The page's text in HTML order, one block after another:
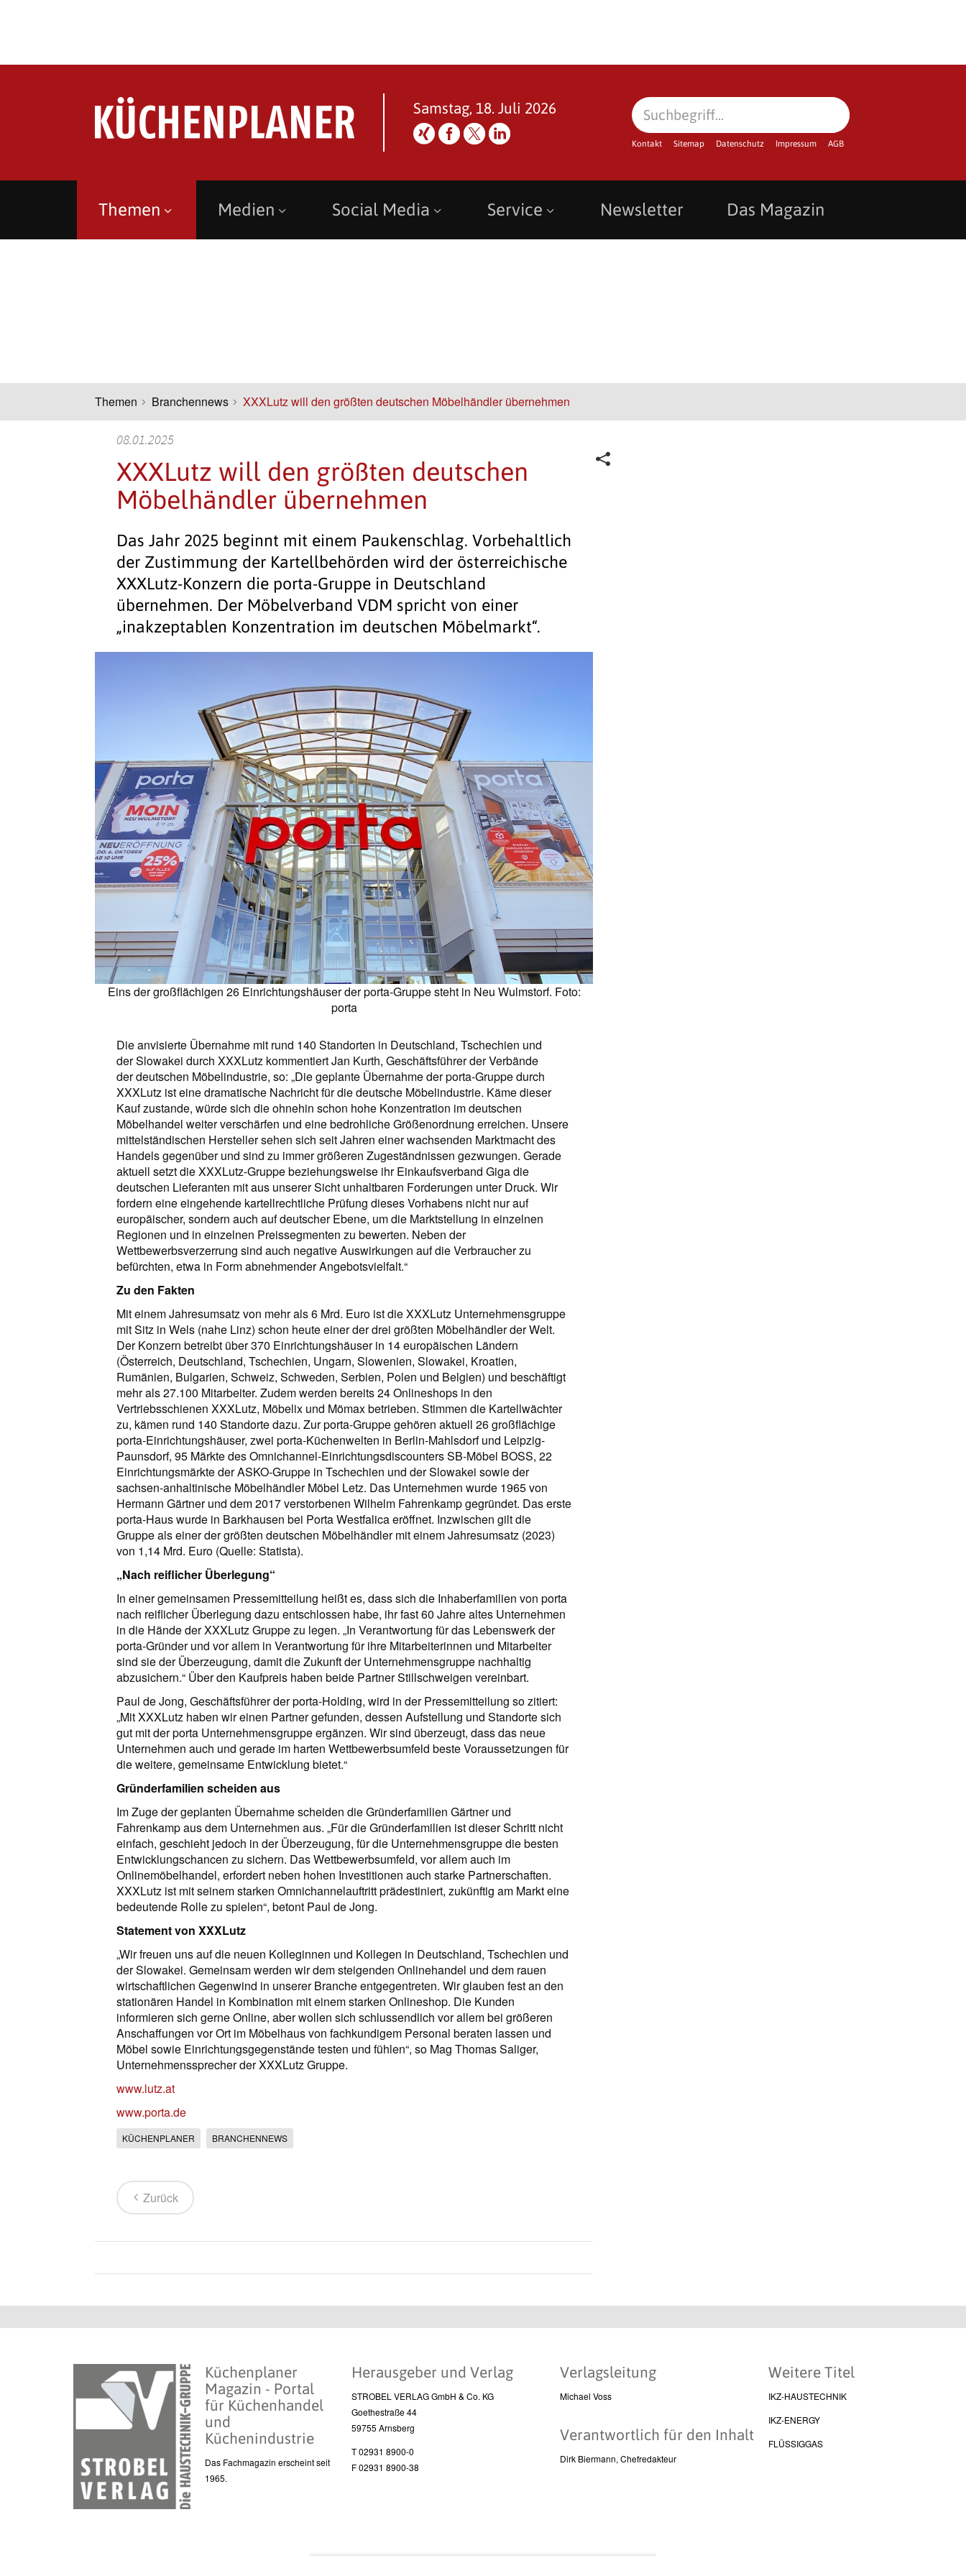
Samstag, 18. Juli 2026
Kontakt Sitemap Datenschutz Impressum AGB
Themen Medien Social Media Service Newsletter Das Magazin
Themen Branchennews XXXLutz will den größten deutschen Möbelhändler übernehmen
08.01.2025
XXXLutz will den größten deutschen
Möbelhändler übernehmen
Das Jahr 2025 beginnt mit einem Paukenschlag. Vorbehaltlich
der Zustimmung der Kartellbehörden wird der österreichische
XXXLutz-Konzern die porta-Gruppe in Deutschland
übernehmen. Der Möbelverband VDM spricht von einer
„inakzeptablen Konzentration im deutschen Möbelmarkt“.
Eins der großflächigen 26 Einrichtungshäuser der porta-Gruppe steht in Neu Wulmstorf. Foto:
porta
Die anvisierte Übernahme mit rund 140 Standorten in Deutschland, Tschechien und
der Slowakei durch XXXLutz kommentiert Jan Kurth, Geschäftsführer der Verbände
der deutschen Möbelindustrie, so: „Die geplante Übernahme der porta-Gruppe durch
XXXLutz ist eine dramatische Nachricht für die deutsche Möbelindustrie. Käme dieser
Kauf zustande, würde sich die ohnehin schon hohe Konzentration im deutschen
Möbelhandel weiter verschärfen und eine bedrohliche Größenordnung erreichen. Unsere
mittelständischen Hersteller sehen sich seit Jahren einer wachsenden Marktmacht des
Handels gegenüber und sind zu immer größeren Zugeständnissen gezwungen. Gerade
aktuell setzt die XXXLutz-Gruppe beziehungsweise ihr Einkaufsverband Giga die
deutschen Lieferanten mit aus unserer Sicht unhaltbaren Forderungen unter Druck. Wir
fordern eine eingehende kartellrechtliche Prüfung dieses Vorhabens nicht nur auf
europäischer, sondern auch auf deutscher Ebene, um die Marktstellung in einzelnen
Regionen und in einzelnen Preissegmenten zu bewerten. Neben der
Wettbewerbsverzerrung sind auch negative Auswirkungen auf die Verbraucher zu
befürchten, etwa in Form abnehmender Angebotsvielfalt.“
Zu den Fakten
Mit einem Jahresumsatz von mehr als 6 Mrd. Euro ist die XXXLutz Unternehmensgruppe
mit Sitz in Wels (nahe Linz) schon heute einer der drei größten Möbelhändler der Welt.
Der Konzern betreibt über 370 Einrichtungshäuser in 14 europäischen Ländern
(Österreich, Deutschland, Tschechien, Ungarn, Slowenien, Slowakei, Kroatien,
Rumänien, Bulgarien, Schweiz, Schweden, Serbien, Polen und Belgien) und beschäftigt
mehr als 27.100 Mitarbeiter. Zudem werden bereits 24 Onlineshops in den
Vertriebsschienen XXXLutz, Möbelix und Mömax betrieben. Stimmen die Kartellwächter
zu, kämen rund 140 Standorte dazu. Zur porta-Gruppe gehören aktuell 26 großflächige
porta-Einrichtungshäuser, zwei porta-Küchenwelten in Berlin-Mahlsdorf und Leipzig-
Paunsdorf, 95 Märkte des Omnichannel-Einrichtungsdiscounters SB-Möbel BOSS, 22
Einrichtungsmärkte der ASKO-Gruppe in Tschechien und der Slowakei sowie der
sachsen-anhaltinische Möbelhändler Möbel Letz. Das Unternehmen wurde 1965 von
Hermann Gärtner und dem 2017 verstorbenen Wilhelm Fahrenkamp gegründet. Das erste
porta-Haus wurde in Barkhausen bei Porta Westfalica eröffnet. Inzwischen gilt die
Gruppe als einer der größten deutschen Möbelhändler mit einem Jahresumsatz (2023)
von 1,14 Mrd. Euro (Quelle: Statista).
„Nach reiflicher Überlegung“
In einer gemeinsamen Pressemitteilung heißt es, dass sich die Inhaberfamilien von porta
nach reiflicher Überlegung dazu entschlossen habe, ihr fast 60 Jahre altes Unternehmen
in die Hände der XXXLutz Gruppe zu legen. „In Verantwortung für das Lebenswerk der
porta-Gründer und vor allem in Verantwortung für ihre Mitarbeiterinnen und Mitarbeiter
sind sie der Überzeugung, damit die Zukunft der Unternehmensgruppe nachhaltig
abzusichern.“ Über den Kaufpreis haben beide Partner Stillschweigen vereinbart.
Paul de Jong, Geschäftsführer der porta-Holding, wird in der Pressemitteilung so zitiert:
„Mit XXXLutz haben wir einen Partner gefunden, dessen Aufstellung und Standorte sich
gut mit der porta Unternehmensgruppe ergänzen. Wir sind überzeugt, dass das neue
Unternehmen auch und gerade im harten Wettbewerbsumfeld beste Voraussetzungen für
die weitere, gemeinsame Entwicklung bietet.“
Gründerfamilien scheiden aus
Im Zuge der geplanten Übernahme scheiden die Gründerfamilien Gärtner und
Fahrenkamp aus dem Unternehmen aus. „Für die Gründerfamilien ist dieser Schritt nicht
einfach, geschieht jedoch in der Überzeugung, für die Unternehmensgruppe die besten
Entwicklungschancen zu sichern. Das Wettbewerbsumfeld, vor allem auch im
Onlinemöbelhandel, erfordert neben hohen Investitionen auch starke Partnerschaften.
XXXLutz ist mit seinem starken Omnichannelauftritt prädestiniert, zukünftig am Markt eine
bedeutende Rolle zu spielen“, betont Paul de Jong.
Statement von XXXLutz
„Wir freuen uns auf die neuen Kolleginnen und Kollegen in Deutschland, Tschechien und
der Slowakei. Gemeinsam werden wir dem steigenden Onlinehandel und dem rauen
wirtschaftlichen Gegenwind in unserer Branche entgegentreten. Wir glauben fest an den
stationären Handel in Kombination mit einem starken Onlineshop. Die Kunden
informieren sich gerne Online, aber wollen sich schlussendlich vor allem bei größeren
Anschaffungen vor Ort im Möbelhaus von fachkundigem Personal beraten lassen und
Möbel sowie Einrichtungsgegenstände testen und fühlen“, so Mag Thomas Saliger,
Unternehmenssprecher der XXXLutz Gruppe.
www.lutz.at
www.porta.de
KÜCHENPLANER BRANCHENNEWS
Zurück
Küchenplaner
Magazin - Portal
für Küchenhandel
und
Küchenindustrie
Das Fachmagazin erscheint seit
1965.
Herausgeber und Verlag
STROBEL VERLAG GmbH & Co. KG
Goethestraße 44
59755 Arnsberg
T 02931 8900-0
F 02931 8900-38
Verlagsleitung
Michael Voss
Verantwortlich für den Inhalt
Dirk Biermann, Chefredakteur
Weitere Titel
IKZ-HAUSTECHNIK
IKZ-ENERGY
FLÜSSIGGAS